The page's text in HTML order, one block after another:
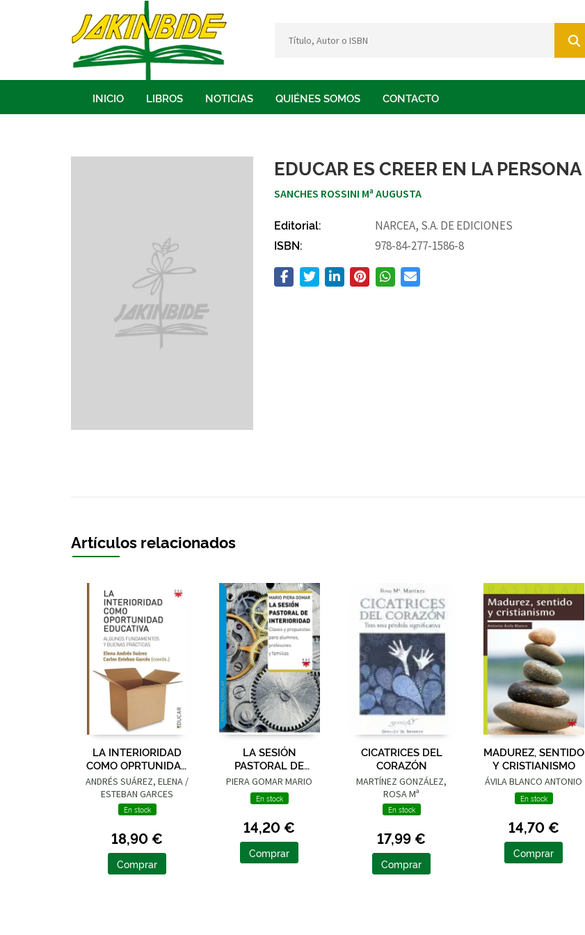
INICIO LIBROS NOTICIAS QUIÉNES SOMOS CONTACTO
EDUCAR ES CREER EN LA PERSONA
SANCHES ROSSINI Mª AUGUSTA
Editorial:
NARCEA, S.A. DE EDICIONES
ISBN:
978-84-277-1586-8
Artículos relacionados
LA INTERIORIDAD
COMO OPRTUNIDAD
EDUCATIVA
ANDRÉS SUÁREZ, ELENA /
ESTEBAN GARCES
CARLOS
En stock
18,90 €
Comprar
LA SESIÓN
PASTORAL DE
INTERIORIDAD
PIERA GOMAR MARIO
En stock
14,20 €
Comprar
CICATRICES DEL
CORAZÓN
MARTÍNEZ GONZÁLEZ,
ROSA Mª
En stock
17,99 €
Comprar
MADUREZ, SENTIDO
Y CRISTIANISMO
ÁVILA BLANCO ANTONIO
En stock
14,70 €
Comprar